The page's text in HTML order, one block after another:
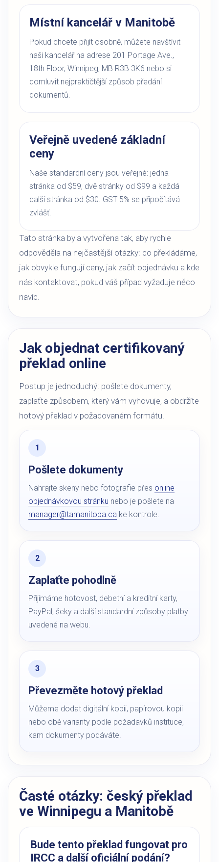
Místní kancelář v Manitobě
Pokud chcete přijít osobně, můžete navštívit
naši kancelář na adrese 201 Portage Ave.,
18th Floor, Winnipeg, MB R3B 3K6 nebo si
domluvit nejpraktičtější způsob předání
dokumentů.
Veřejně uvedené základní
ceny
Naše standardní ceny jsou veřejné: jedna
stránka od $59, dvě stránky od $99 a každá
další stránka od $30. GST 5% se připočítává
zvlášť.
Tato stránka byla vytvořena tak, aby rychle
odpověděla na nejčastější otázky: co překládáme,
jak obvykle fungují ceny, jak začít objednávku a kde
nás kontaktovat, pokud váš případ vyžaduje něco
navíc.
Jak objednat certifikovaný
překlad online
Postup je jednoduchý: pošlete dokumenty,
zaplaťte způsobem, který vám vyhovuje, a obdržíte
hotový překlad v požadovaném formátu.
Pošlete dokumenty
Nahrajte skeny nebo fotografie přes online
objednávkovou stránku nebo je pošlete na
manager@tamanitoba.ca ke kontrole.
Zaplaťte pohodlně
Přijímáme hotovost, debetní a kreditní karty,
PayPal, šeky a další standardní způsoby platby
uvedené na webu.
Převezměte hotový překlad
Můžeme dodat digitální kopii, papírovou kopii
nebo obě varianty podle požadavků instituce,
kam dokumenty podáváte.
Časté otázky: český překlad
ve Winnipegu a Manitobě
Bude tento překlad fungovat pro
IRCC a další oficiální podání?